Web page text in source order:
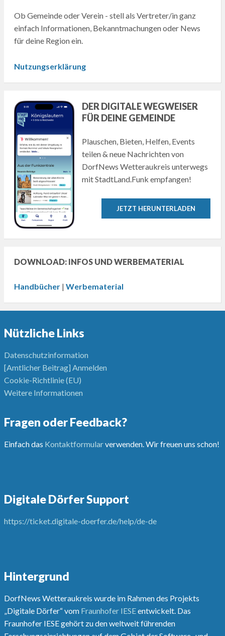
Ob Gemeinde oder Verein - stell als Vertreter/in ganz
einfach Informationen, Bekanntmachungen oder News
für deine Region ein.
Nutzungserklärung
DER DIGITALE WEGWEISER
FÜR DEINE GEMEINDE
Plauschen, Bieten, Helfen, Events
teilen & neue Nachrichten von
DorfNews Wetteraukreis unterwegs
mit StadtLand.Funk empfangen!
JETZT HERUNTERLADEN
DOWNLOAD: INFOS UND WERBEMATERIAL
Handbücher| Werbematerial
Nützliche Links
Datenschutzinformation
[Amtlicher Beitrag] Anmelden
Cookie-Richtlinie (EU)
Weitere Informationen
Fragen oder Feedback?
Einfach das Kontaktformularverwenden. Wir freuen uns schon!
Digitale Dörfer Support
https://ticket.digitale-doerfer.de/help/de-de
Hintergrund
DorfNews Wetteraukreis wurde im Rahmen des Projekts
„Digitale Dörfer“ vom Fraunhofer IESEentwickelt. Das
Fraunhofer IESE gehört zu den weltweit führenden